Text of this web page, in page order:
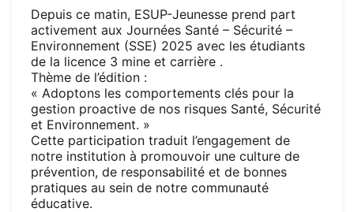
Depuis ce matin, ESUP-Jeunesse prend part
activement aux Journées Santé – Sécurité –
Environnement (SSE) 2025 avec les étudiants
de la licence 3 mine et carrière .
Thème de l’édition :
« Adoptons les comportements clés pour la
gestion proactive de nos risques Santé, Sécurité
et Environnement. »
Cette participation traduit l’engagement de
notre institution à promouvoir une culture de
prévention, de responsabilité et de bonnes
pratiques au sein de notre communauté
éducative.